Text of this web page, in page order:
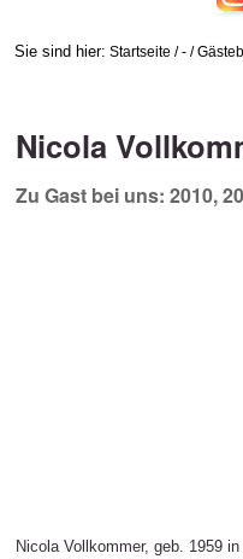
Sie sind hier: Startseite /- /
Nicola
Zu Gast bei uns: 2010,
Nicola Vollkommer, geb. 1959